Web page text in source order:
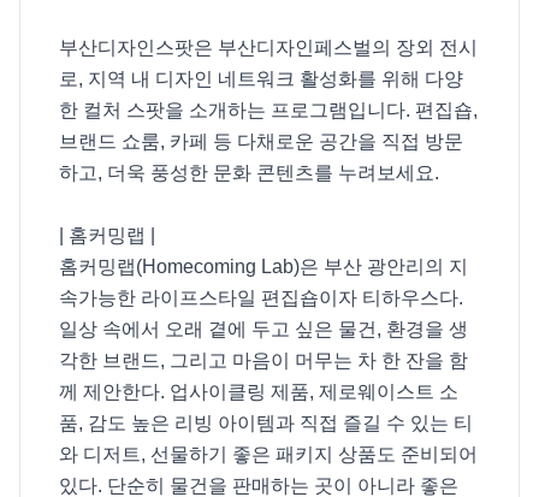
부산디자인스팟은 부산디자인페스벌의 장외 전시
로, 지역 내 디자인 네트워크 활성화를 위해 다양
한 컬처 스팟을 소개하는 프로그램입니다. 편집숍,
브랜드 쇼룸, 카페 등 다채로운 공간을 직접 방문
하고, 더욱 풍성한 문화 콘텐츠를 누려보세요.
| 홈커밍랩 |
홈커밍랩(Homecoming Lab)은 부산 광안리의 지
속가능한 라이프스타일 편집숍이자 티하우스다.
일상 속에서 오래 곁에 두고 싶은 물건, 환경을 생
각한 브랜드, 그리고 마음이 머무는 차 한 잔을 함
께 제안한다. 업사이클링 제품, 제로웨이스트 소
품, 감도 높은 리빙 아이템과 직접 즐길 수 있는 티
와 디저트, 선물하기 좋은 패키지 상품도 준비되어
있다. 단순히 물건을 판매하는 곳이 아니라 좋은